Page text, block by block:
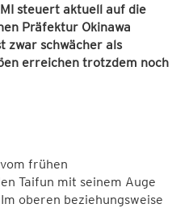
steuert aktuell auf die
Präfektur Okinawa
zwar schwächer als
erreichen trotzdem noch
frühen
Taifun mit seinem Auge
oberen beziehungsweise